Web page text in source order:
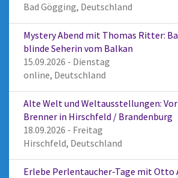
Bad Gögging, Deutschland
Mystery Abend mit Thomas Ritter:
blinde Seherin vom Balkan
15.09.2026 - Dienstag
online, Deutschland
Alte Welt und Weltausstellungen:
Brenner in Hirschfeld / Brandenburg
18.09.2026 - Freitag
Hirschfeld, Deutschland
Erlebe Perlentaucher-Tage mit